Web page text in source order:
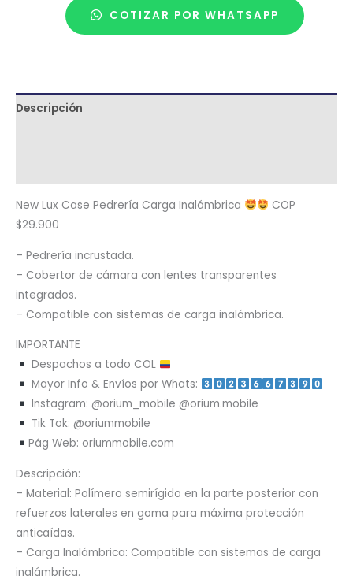
COTIZAR POR WHATSAPP
Descripción
New Lux Case Pedrería Carga Inalámbrica
COP
$29.900
– Pedrería incrustada.
– Cobertor de cámara con lentes transparentes
integrados.
– Compatible con sistemas de carga inalámbrica.
IMPORTANTE
Despachos a todo COL
Mayor Info & Envíos por Whats:
Instagram: @orium_mobile @orium.mobile
Tik Tok: @oriummobile
Pág Web: oriummobile.com
Descripción:
– Material: Polímero semirígido en la parte posterior con
refuerzos laterales en goma para máxima protección
anticaídas.
– Carga Inalámbrica: Compatible con sistemas de carga
inalámbrica.